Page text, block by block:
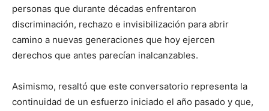
personas que durante décadas enfrentaron
discriminación, rechazo e invisibilización para abrir
camino a nuevas generaciones que hoy ejercen
derechos que antes parecían inalcanzables.
Asimismo, resaltó que este conversatorio representa la
continuidad de un esfuerzo iniciado el año pasado y que,